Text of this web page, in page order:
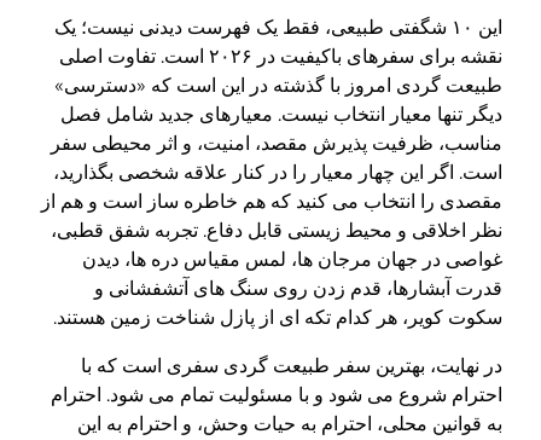
این ۱۰ شگفتی طبیعی، فقط یک فهرست دیدنی نیست؛ یک
نقشه برای سفرهای باکیفیت در ۲۰۲۶ است. تفاوت اصلی
طبیعت گردی امروز با گذشته در این است که «دسترسی»
دیگر تنها معیار انتخاب نیست. معیارهای جدید شامل فصل
مناسب، ظرفیت پذیرش مقصد، امنیت، و اثر محیطی سفر
است. اگر این چهار معیار را در کنار علاقه شخصی بگذارید،
مقصدی را انتخاب می کنید که هم خاطره ساز است و هم از
نظر اخلاقی و محیط زیستی قابل دفاع. تجربه شفق قطبی،
غواصی در جهان مرجان ها، لمس مقیاس دره ها، دیدن
قدرت آبشارها، قدم زدن روی سنگ های آتشفشانی و
سکوت کویر، هر کدام تکه ای از پازل شناخت زمین هستند.
در نهایت، بهترین سفر طبیعت گردی سفری است که با
احترام شروع می شود و با مسئولیت تمام می شود. احترام
به قوانین محلی، احترام به حیات وحش، و احترام به این